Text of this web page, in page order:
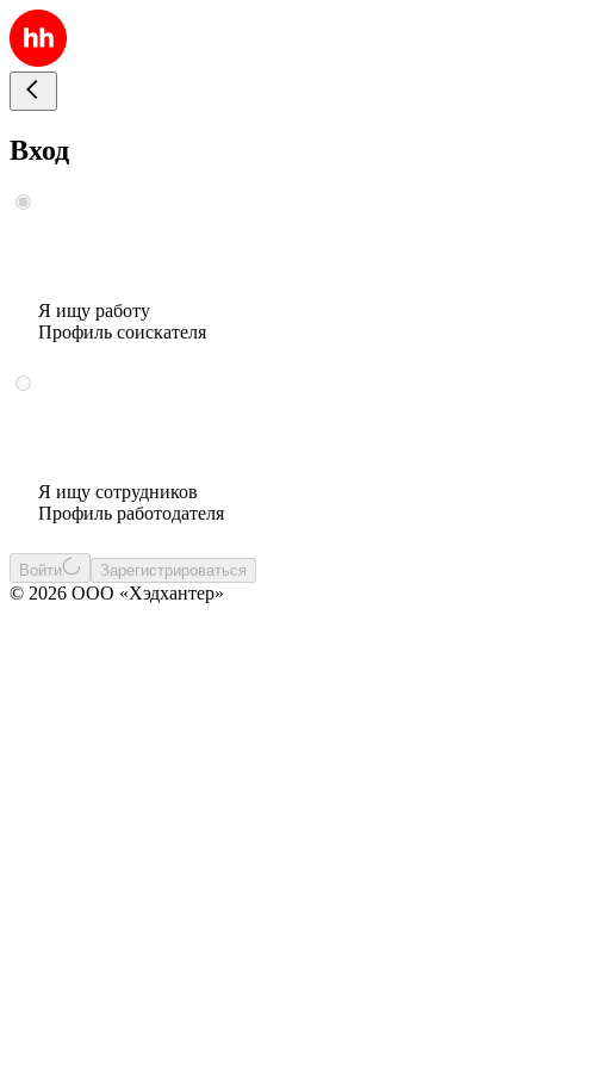
Вход
Я ищу работу
Профиль соискателя
Я ищу сотрудников
Профиль работодателя
Войти Зарегистрироваться
© 2026 ООО «Хэдхантер»